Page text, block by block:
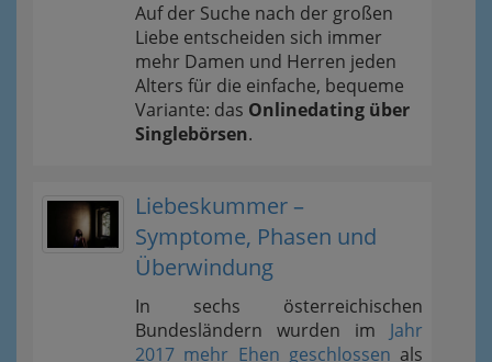
Auf der Suche nach der großen
Liebe entscheiden sich immer
mehr Damen und Herren jeden
Alters für die einfache, bequeme
Variante: das Onlinedating über
Singlebörsen.
Liebeskummer –
Symptome, Phasen und
Überwindung
In sechs österreichischen
Bundesländern wurden im Jahr
2017 mehr Ehen geschlossen als